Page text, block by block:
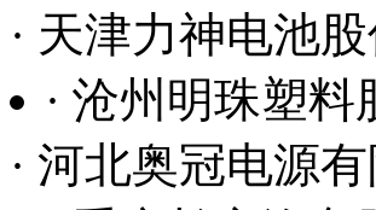
· 金川集团
· 天津优量锂
· 上海汽车集团